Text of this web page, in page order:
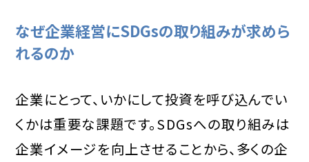
なぜ企業経営にSDGsの取り組みが求めら
れるのか
企業にとって、いかにして投資を呼び込んでい
くかは重要な課題です。SDGsへの取り組みは
企業イメージを向上させることから、多くの企